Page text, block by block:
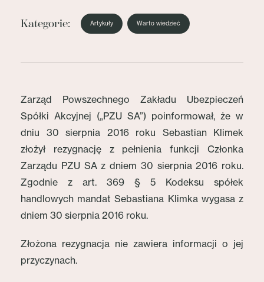
Kategorie: Artykuły Warto wiedzieć
Zarząd Powszechnego Zakładu Ubezpieczeń
Spółki Akcyjnej („PZU SA”) poinformował, że w
dniu 30 sierpnia 2016 roku Sebastian Klimek
złożył rezygnację z pełnienia funkcji Członka
Zarządu PZU SA z dniem 30 sierpnia 2016 roku.
Zgodnie z art. 369 § 5 Kodeksu spółek
handlowych mandat Sebastiana Klimka wygasa z
dniem 30 sierpnia 2016 roku.
Złożona rezygnacja nie zawiera informacji o jej
przyczynach.